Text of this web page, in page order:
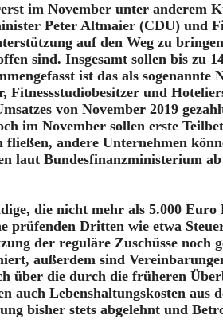
im November unter anderem
Peter Altmaier (CDU) und
auf den Weg zu
sind. Insgesamt sollen bis zu
ist das als
Fitnessstudiobesitzer und
von November 2019
im November sollen erste
fließen, andere Unternehmen
laut Bundesfinanzministerium
die nicht mehr als 5.000
prüfenden Dritten wie etwa
der reguläre Zuschüsse
außerdem sind
über die durch die früheren
auch Lebenshaltungskosten
bisher stets abgelehnt und